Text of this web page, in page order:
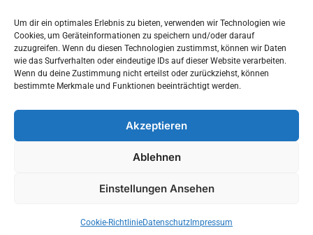
Um dir ein optimales Erlebnis zu bieten, verwenden wir Technologien wie
Cookies, um Geräteinformationen zu speichern und/oder darauf
zuzugreifen. Wenn du diesen Technologien zustimmst, können wir Daten
wie das Surfverhalten oder eindeutige IDs auf dieser Website verarbeiten.
Wenn du deine Zustimmung nicht erteilst oder zurückziehst, können
bestimmte Merkmale und Funktionen beeinträchtigt werden.
Akzeptieren
Ablehnen
Einstellungen Ansehen
Cookie-RichtlinieDatenschutz Impressum
+49 - (0)8546 - 97 39 0
info@provitec.de
www.provitec.com
Copyright © 2026 PROVITEC Trinkwassersysteme e.K | Alle
Rechte vorbehalten |Impressum
Optimized by Seraphinite Accelerator